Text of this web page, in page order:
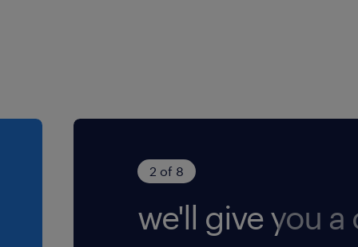
2 of 8
we'll give you a